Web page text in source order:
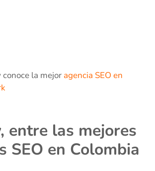
conoce la mejor agencia SEO en
entre las mejores
SEO en Colombia